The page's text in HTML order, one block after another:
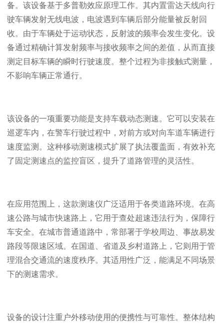
备。该设备基于多普勒效应原理工作。其内置雷达天线向行
驶车辆发射无线电波，电波遇到车辆后部分能量被反射回
收。由于车辆处于运动状态，反射波的频率会发生变化。设
备通过精确计算发射频率与接收频率之间的差值，从而直接
测定目标车辆的瞬时行驶速度。整个过程为非接触式测量，
不影响车辆正常通行。
该设备的一项重要功能是支持车载动态测速。它可以安装在
巡逻车内，在警车行驶过程中，对前方或对向车道车辆进行
速度监测。这种移动测速模式扩展了执法覆盖面，有效补充
了固定测速点的监控盲区，提升了道路管理的灵活性。
在应用范围上，这款测速仪广泛适用于各类道路环境。在高
速公路与城市快速路上，它用于查处超速违法行为，保障行
车安全。在城市普通道路中，常部署于学校周边、事故易发
路段等限速区域。在国道、省道及乡村道路上，它则用于管
理混合交通流的速度秩序。其适用性广泛，能满足不同场景
下的测速需求。
设备的设计注重户外移动使用的便携性与可靠性。整体结构